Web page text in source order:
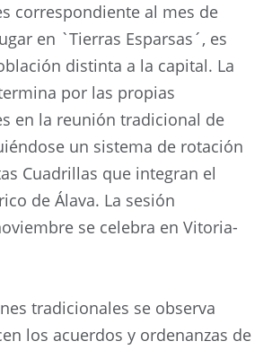
correspondiente al mes de
en `Tierras Esparsas´, es
distinta a la capital. La
por las propias
en la reunión tradicional de
un sistema de rotación
Cuadrillas que integran el
de Álava. La sesión
se celebra en Vitoria-
tradicionales se observa
los acuerdos y ordenanzas de